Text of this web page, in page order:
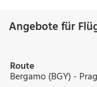
Angebote für
Route
Bergamo (BGY) -